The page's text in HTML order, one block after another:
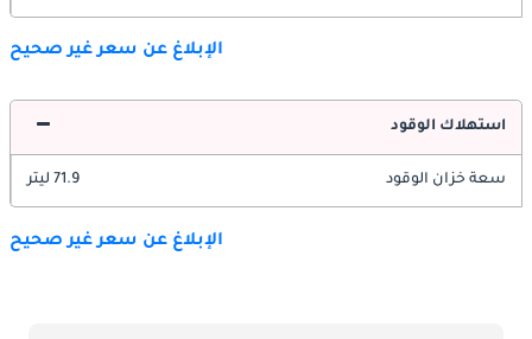
الإبلاغ عن سعر غير صحيح
استهلاك الوقود
سعة خزان الوقود 71.9 ليتر
الإبلاغ عن سعر غير صحيح